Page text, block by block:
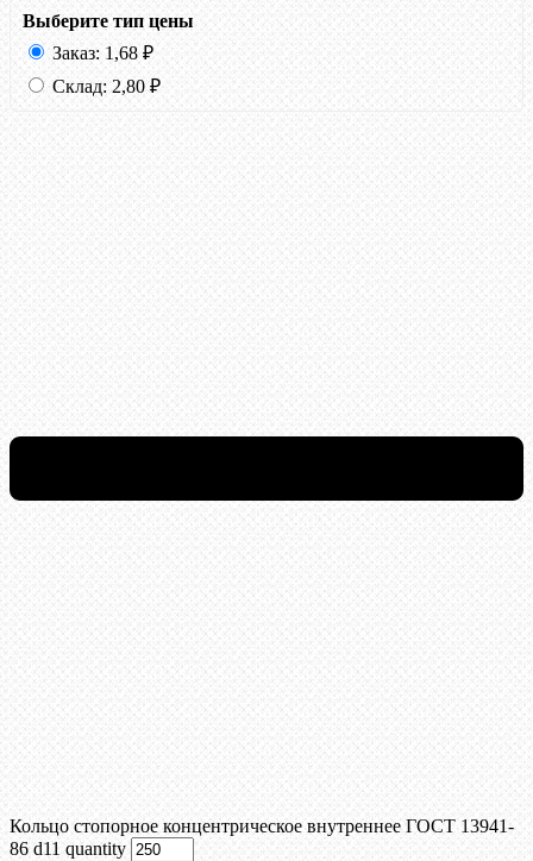
Выберите тип цены
Заказ: 1,68 ₽
Склад: 2,80 ₽
Кольцо стопорное концентрическое внутреннее ГОСТ 13941-
86 d11 quantity